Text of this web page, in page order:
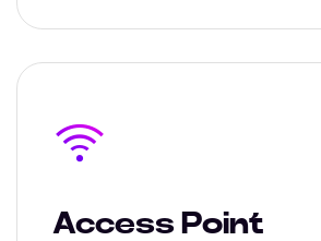
Access Point